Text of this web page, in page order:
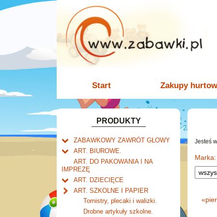
Start Zakupy
PRODUKTY
ZABAWKOWY ZAWRÓT GŁOWY
Welly.
Mały naukowiec.
Zabawki dla chłopców.
cybertransformacja
Akcesoria dla lalek.
ART. BIUROWE.
Kalendarze.
Książkowe
Wieloletnie
Ścienne
Zdzieraki
Dziurkacze i zszywacze.
Klipy i spinacze.
Korektory.
Skoroszyty, teczki i segregatory.
ART. DO PAKOWANIA I NA
IMPREZĘ
ART. DZIECIĘCE
Artykuły drogeryjne.
Produkty dla mamy i
niemowlaka.
ART. SZKOLNE I PAPIER
Tornistry, plecaki i walizki.
Drobne artykuły szkolne.
Jesteś
Marka:
«